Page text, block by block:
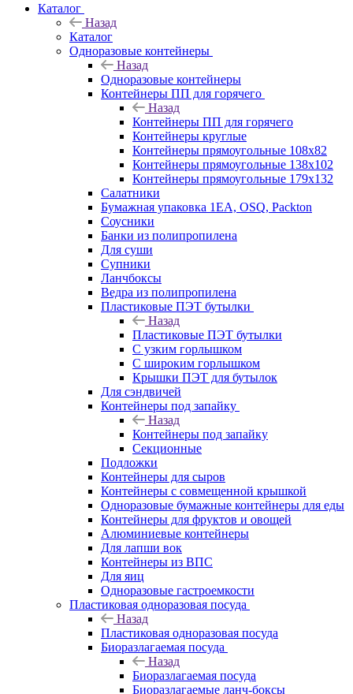
Каталог
Назад
Каталог
Одноразовые контейнеры
Назад
Одноразовые контейнеры
Контейнеры ПП для горячего
Назад
Контейнеры ПП для горячего
Контейнеры круглые
Контейнеры прямоугольные 108х82
Контейнеры прямоугольные 138х102
Контейнеры прямоугольные 179х132
Салатники
Бумажная упаковка 1ЕА, OSQ, Packton
Соусники
Банки из полипропилена
Для суши
Супники
Ланчбоксы
Ведра из полипропилена
Пластиковые ПЭТ бутылки
Назад
Пластиковые ПЭТ бутылки
С узким горлышком
С широким горлышком
Крышки ПЭТ для бутылок
Для сэндвичей
Контейнеры под запайку
Назад
Контейнеры под запайку
Секционные
Подложки
Контейнеры для сыров
Контейнеры с совмещенной крышкой
Одноразовые бумажные контейнеры для еды
Контейнеры для фруктов и овощей
Алюминиевые контейнеры
Для лапши вок
Контейнеры из ВПС
Для яиц
Одноразовые гастроемкости
Пластиковая одноразовая посуда
Назад
Пластиковая одноразовая посуда
Биоразлагаемая посуда
Назад
Биоразлагаемая посуда
Биоразлагаемые ланч-боксы